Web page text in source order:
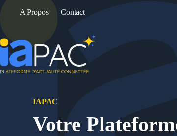
A Propos Contact
IAPAC
Votre